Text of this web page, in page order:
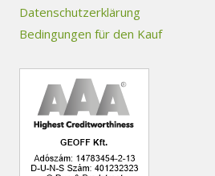
Datenschutzerklärung
Bedingungen für den Kauf